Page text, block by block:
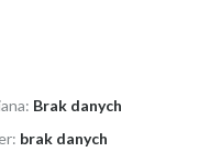
Brak danych
brak danych